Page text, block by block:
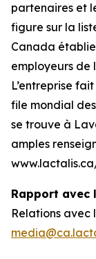
partenaires et
figure sur la
Canada établie
employeurs de
L’entreprise
file mondial
se trouve à
amples
Rapport avec
Relations avec